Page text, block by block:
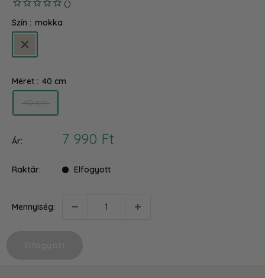
Szín : mokka
mokka
Méret : 40 cm
40 cm
Ár:
Akciós
7 990 Ft
Raktár: Elfogyott
Mennyiség: